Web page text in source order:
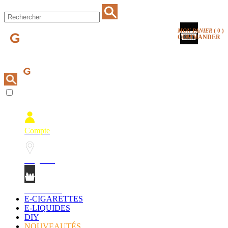
MON PANIER ( 0 )
COMMANDER
Compte
E-CIGARETTES
E-LIQUIDES
DIY
NOUVEAUTÉS